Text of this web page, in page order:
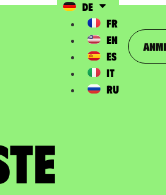
DE
FR
EN
ES
IT
RU